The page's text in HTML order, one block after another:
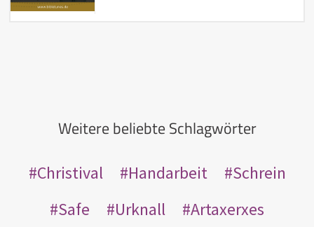
Weitere beliebte Schlagwörter
Christival Handarbeit
Schrein
Safe
Urknall
Artaxerxes